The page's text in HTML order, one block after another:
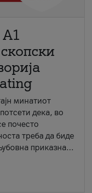
минатиот
дека, во
почесто
треба да биде
приказна...